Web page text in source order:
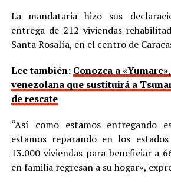
La mandataria hizo sus
entrega de 212 viviendas
Santa Rosalía, en el centro de
Lee también: Conozca a
venezolana que sustituirá a
de rescate
“Así como estamos entregando
estamos reparando en los
13.000 viviendas para beneficiar a
en familia regresan a su hogar»,